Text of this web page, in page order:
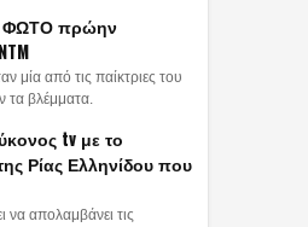
ΦΩΤΟ πρώην
μία από τις παίκτριες του
τα βλέμματα.
tv με το
Ρίας Ελληνίδου που
να απολαμβάνει τις